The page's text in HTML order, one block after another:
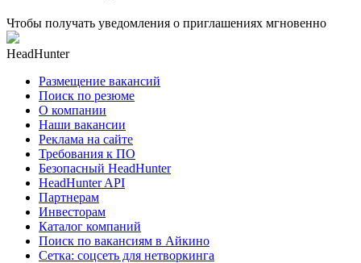
Чтобы получать уведомления о приглашениях мгновенно
HeadHunter
Размещение вакансий
Поиск по резюме
О компании
Наши вакансии
Реклама на сайте
Требования к ПО
Безопасный HeadHunter
HeadHunter API
Партнерам
Инвесторам
Каталог компаний
Поиск по вакансиям в Айкино
Сетка: соцсеть для нетворкинга